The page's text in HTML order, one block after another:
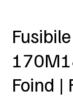
Foind |